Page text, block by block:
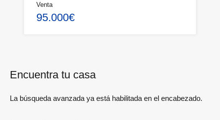
Venta
95.000€
Encuentra tu casa
La búsqueda avanzada ya está habilitada en el encabezado.